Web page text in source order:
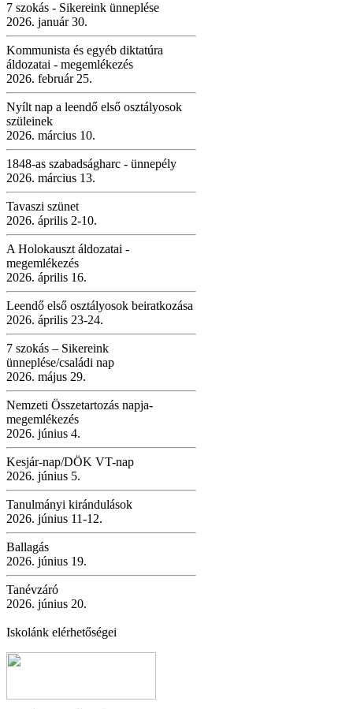
7 szokás - Sikereink ünneplése
2026. január 30.
Kommunista és egyéb diktatúra
áldozatai - megemlékezés
2026. február 25.
Nyílt nap a leendő első osztályosok
szüleinek
2026. március 10.
1848-as szabadságharc - ünnepély
2026. március 13.
Tavaszi szünet
2026. április 2-10.
A Holokauszt áldozatai -
megemlékezés
2026. április 16.
Leendő első osztályosok beiratkozása
2026. április 23-24.
7 szokás – Sikereink
ünneplése/családi nap
2026. május 29.
Nemzeti Összetartozás napja-
megemlékezés
2026. június 4.
Kesjár-nap/DÖK VT-nap
2026. június 5.
Tanulmányi kirándulások
2026. június 11-12.
Ballagás
2026. június 19.
Tanévzáró
2026. június 20.
Iskolánk elérhetőségei